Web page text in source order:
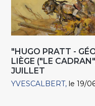
"HUGO PRATT -
LIÈGE ("LE
JUILLET
YVESCALBERT le 19/